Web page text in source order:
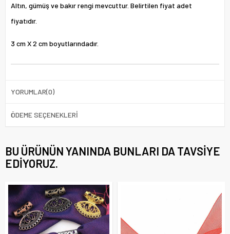
Altın, gümüş ve bakır rengi mevcuttur. Belirtilen fiyat adet
fiyatıdır.
3 cm X 2 cm boyutlarındadır.
YORUMLAR(0)
ÖDEME SEÇENEKLERI
BU ÜRÜNÜN YANINDA BUNLARI DA TAVSIYE
EDIYORUZ.